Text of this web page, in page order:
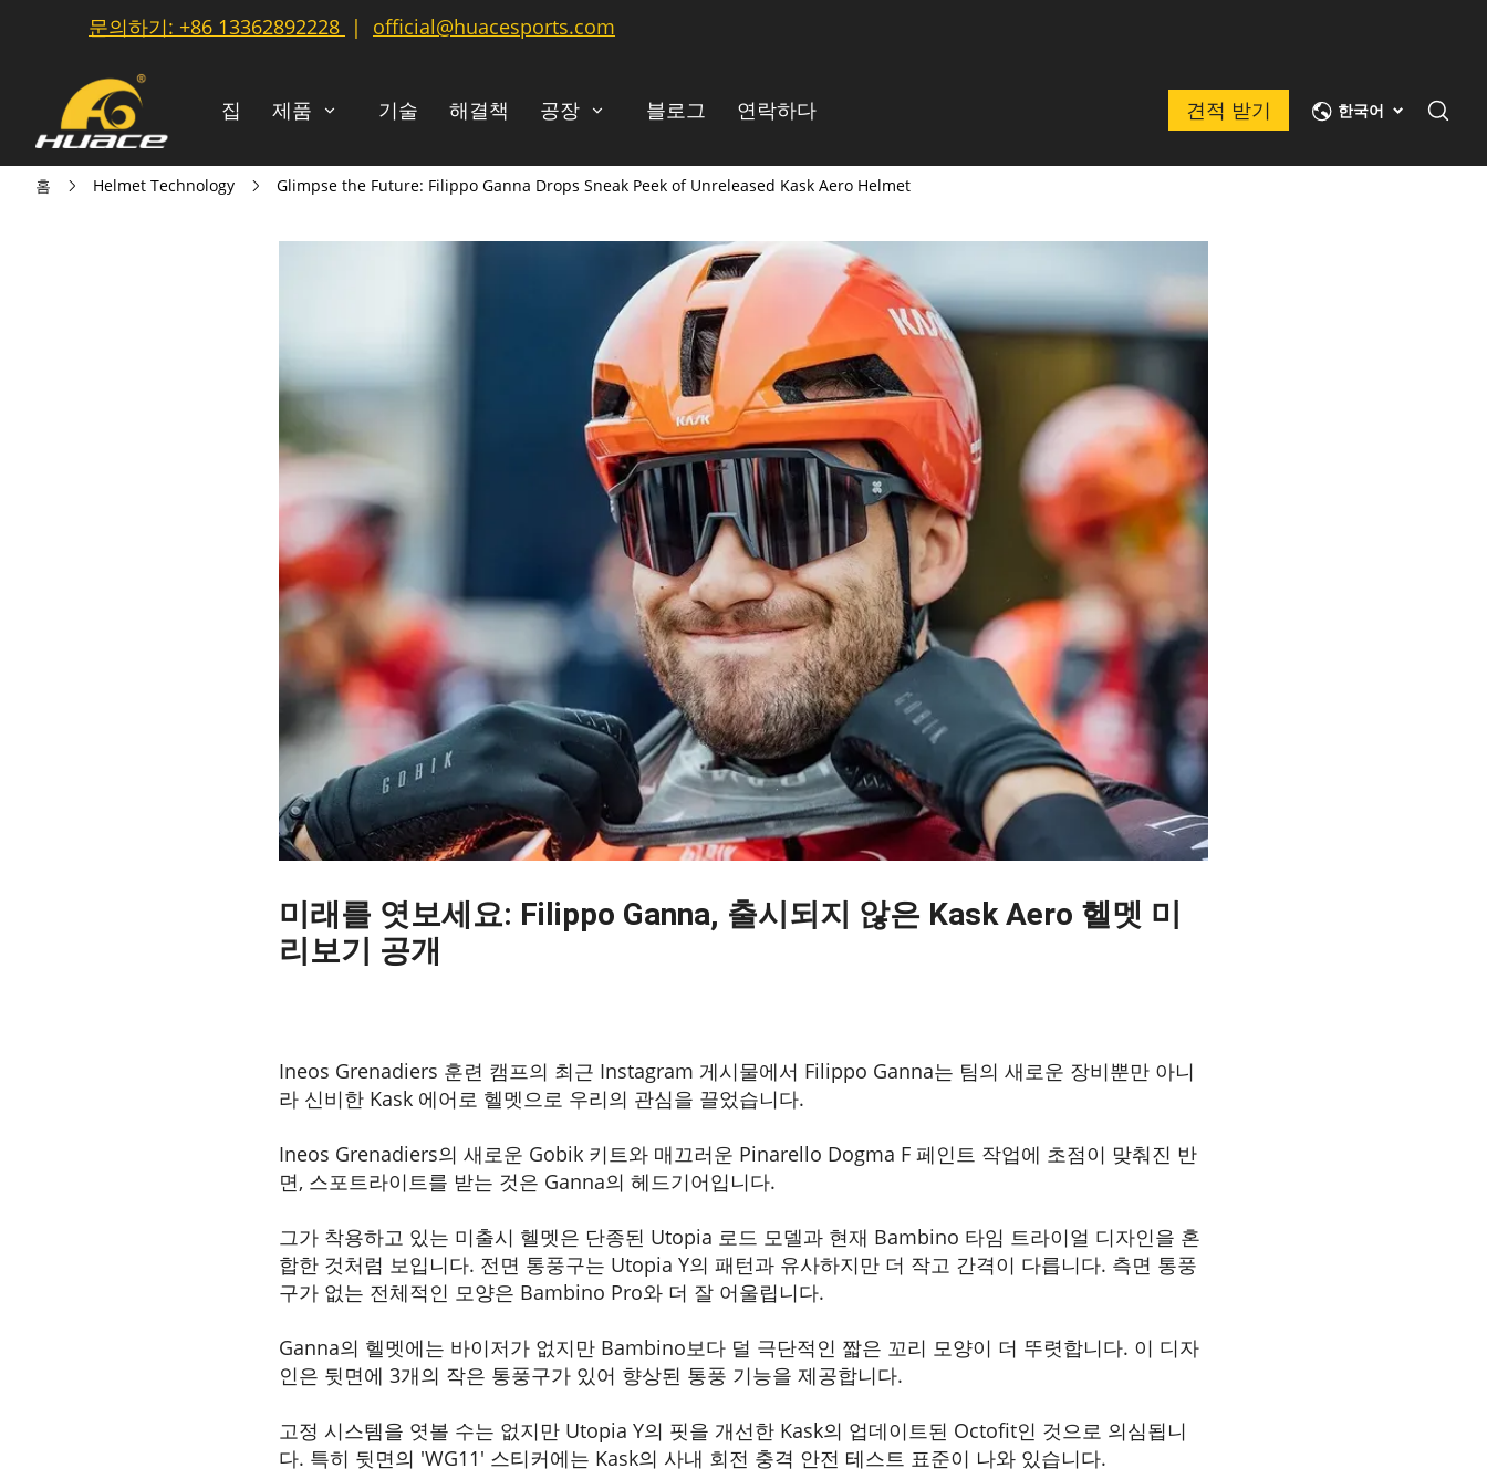
문의하기: +86 13362892228 | official@huacesports.com
집 제품 기술 해결책 공장 블로그 연락하다 견적 받기 한국어
홈 Helmet Technology Glimpse the Future: Filippo Ganna Drops Sneak Peek of Unreleased Kask Aero Helmet
미래를 엿보세요: Filippo Ganna, 출시되지 않은 Kask Aero 헬멧 미
리보기 공개
Ineos Grenadiers 훈련 캠프의 최근 Instagram 게시물에서 Filippo Ganna는 팀의 새로운 장비뿐만 아니
라 신비한 Kask 에어로 헬멧으로 우리의 관심을 끌었습니다.
Ineos Grenadiers의 새로운 Gobik 키트와 매끄러운 Pinarello Dogma F 페인트 작업에 초점이 맞춰진 반
면, 스포트라이트를 받는 것은 Ganna의 헤드기어입니다.
그가 착용하고 있는 미출시 헬멧은 단종된 Utopia 로드 모델과 현재 Bambino 타임 트라이얼 디자인을 혼
합한 것처럼 보입니다. 전면 통풍구는 Utopia Y의 패턴과 유사하지만 더 작고 간격이 다릅니다. 측면 통풍
구가 없는 전체적인 모양은 Bambino Pro와 더 잘 어울립니다.
Ganna의 헬멧에는 바이저가 없지만 Bambino보다 덜 극단적인 짧은 꼬리 모양이 더 뚜렷합니다. 이 디자
인은 뒷면에 3개의 작은 통풍구가 있어 향상된 통풍 기능을 제공합니다.
고정 시스템을 엿볼 수는 없지만 Utopia Y의 핏을 개선한 Kask의 업데이트된 Octofit인 것으로 의심됩니
다. 특히 뒷면의 'WG11' 스티커에는 Kask의 사내 회전 충격 안전 테스트 표준이 나와 있습니다.